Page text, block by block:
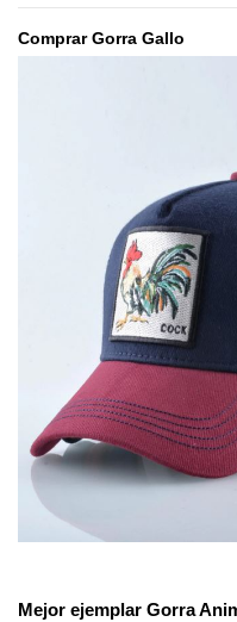
Comprar Gorra Gallo
Estilos
Mejor ejemplar Gorra